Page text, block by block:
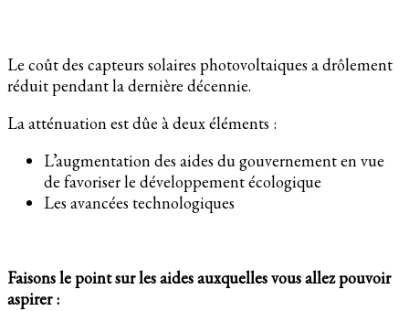
Le coût des capteurs solaires photovoltaiques a drôlement
réduit pendant la dernière décennie.
La atténuation est dûe à deux éléments :
L’augmentation des aides du gouvernement en vue
de favoriser le développement écologique
Les avancées technologiques
Faisons le point sur les aides auxquelles vous allez pouvoir
aspirer :